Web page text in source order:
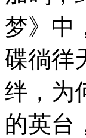
梦》中
碟徜徉
绊，为
的英台